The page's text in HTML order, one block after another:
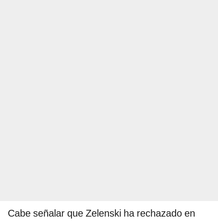
Cabe señalar que Zelenski ha rechazado en